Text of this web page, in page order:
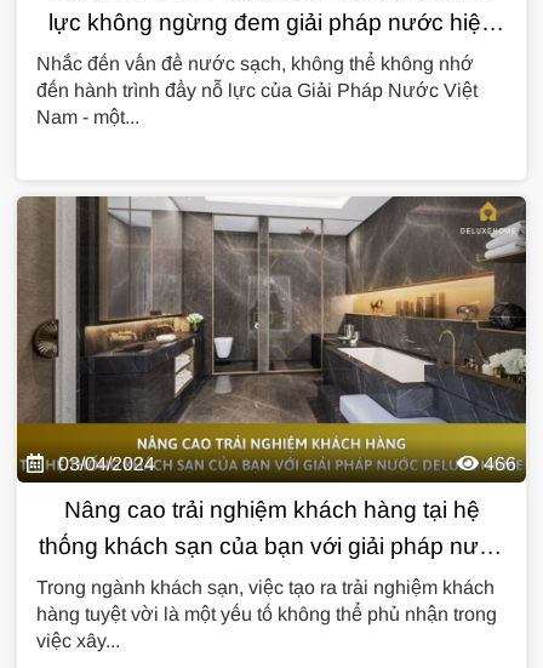
lực không ngừng đem giải pháp nước hiện
đại đến với khách hàng
Nhắc đến vấn đề nước sạch, không thể không nhớ
đến hành trình đầy nỗ lực của Giải Pháp Nước Việt
Nam - một...
03/04/2024 466
Nâng cao trải nghiệm khách hàng tại hệ
thống khách sạn của bạn với giải pháp nước
Deluxe Home
Trong ngành khách sạn, việc tạo ra trải nghiệm khách
hàng tuyệt vời là một yếu tố không thể phủ nhận trong
việc xây...